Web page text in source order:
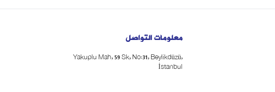
معلومات التواصل
Yakuplu Mah, 59 Sk, No:31, Beylikdüzü,
İstanbul